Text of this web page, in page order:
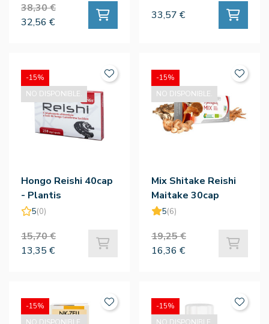
38,30 €
32,56 €
33,57 €
Hongo Reishi 40cap
- Plantis
5(0)
15,70 €
13,35 €
-15%
NO DISPONIBLE.
Mix Shitake Reishi
Maitake 30cap
5(6)
19,25 €
16,36 €
-15%
NO DISPONIBLE.
-15%
NO DISPONIBLE.
-15%
NO DISPONIBLE.